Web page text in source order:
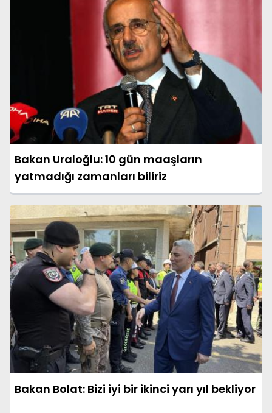
Bakan Uraloğlu: 10 gün maaşların
yatmadığı zamanları biliriz
Bakan Bolat: Bizi iyi bir ikinci yarı yıl bekliyor